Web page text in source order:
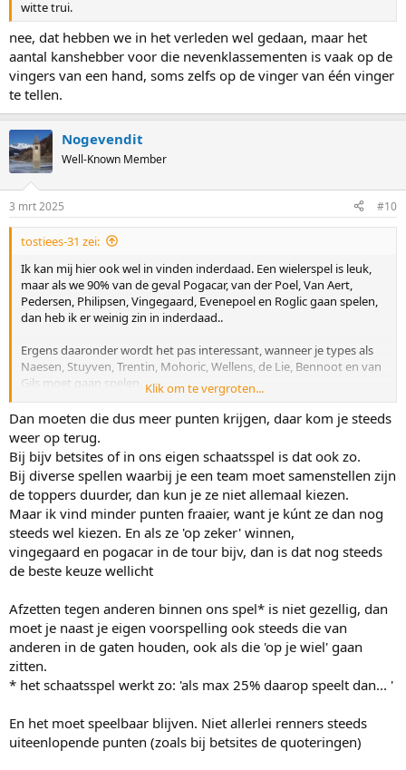
witte trui.
nee, dat hebben we in het verleden wel gedaan, maar het
aantal kanshebber voor die nevenklassementen is vaak op de
vingers van een hand, soms zelfs op de vinger van één vinger
te tellen.
Nogevendit
Well-Known Member
3 mrt 2025 #10
tostiees-31 zei:
Ik kan mij hier ook wel in vinden inderdaad. Een wielerspel is leuk,
maar als we 90% van de geval Pogacar, van der Poel, Van Aert,
Pedersen, Philipsen, Vingegaard, Evenepoel en Roglic gaan spelen,
dan heb ik er weinig zin in inderdaad..
Ergens daaronder wordt het pas interessant, wanneer je types als
Naesen, Stuyven, Trentin, Mohoric, Wellens, de Lie, Bennoot en van
Gils moet gaan spelen.
Maarja, verzin daar maar eens een goed spel bij..
Klik om te vergroten...
Dan moeten die dus meer punten krijgen, daar kom je steeds
weer op terug.
Bij bijv betsites of in ons eigen schaatsspel is dat ook zo.
Bij diverse spellen waarbij je een team moet samenstellen zijn
de toppers duurder, dan kun je ze niet allemaal kiezen.
Maar ik vind minder punten fraaier, want je kúnt ze dan nog
steeds wel kiezen. En als ze 'op zeker' winnen,
vingegaard en pogacar in de tour bijv, dan is dat nog steeds
de beste keuze wellicht
Afzetten tegen anderen binnen ons spel* is niet gezellig, dan
moet je naast je eigen voorspelling ook steeds die van
anderen in de gaten houden, ook als die 'op je wiel' gaan
zitten.
* het schaatsspel werkt zo: 'als max 25% daarop speelt dan... '
En het moet speelbaar blijven. Niet allerlei renners steeds
uiteenlopende punten (zoals bij betsites de quoteringen)